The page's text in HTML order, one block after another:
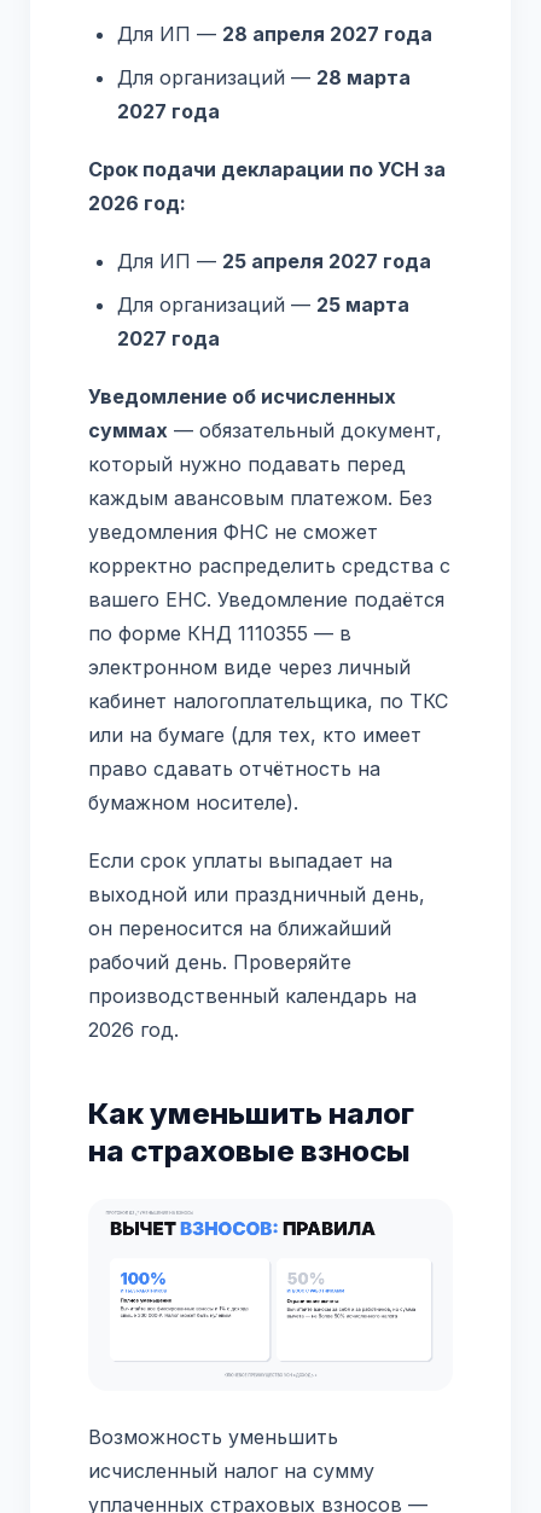
Для ИП — 28 апреля 2027 года
Для организаций — 28 марта
2027 года
Срок подачи декларации по УСН за
2026 год:
Для ИП — 25 апреля 2027 года
Для организаций — 25 марта
2027 года
Уведомление об исчисленных
суммах — обязательный документ,
который нужно подавать перед
каждым авансовым платежом. Без
уведомления ФНС не сможет
корректно распределить средства с
вашего ЕНС. Уведомление подаётся
по форме КНД 1110355 — в
электронном виде через личный
кабинет налогоплательщика, по ТКС
или на бумаге (для тех, кто имеет
право сдавать отчётность на
бумажном носителе).
Если срок уплаты выпадает на
выходной или праздничный день,
он переносится на ближайший
рабочий день. Проверяйте
производственный календарь на
2026 год.
Как уменьшить налог
на страховые взносы
Возможность уменьшить
исчисленный налог на сумму
уплаченных страховых взносов —